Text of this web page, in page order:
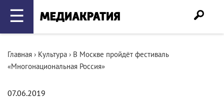
☰
Главная › Культура › В Москве пройдёт фестиваль
«Многонациональная Россия»
07.06.2019